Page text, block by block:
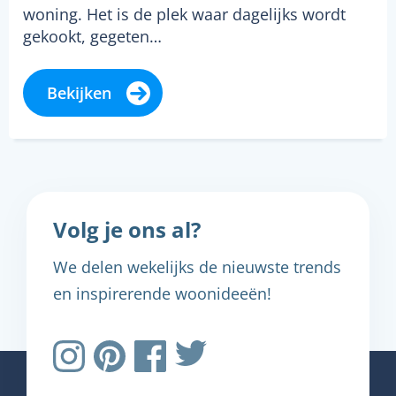
woning. Het is de plek waar dagelijks wordt
gekookt, gegeten…
Bekijken
Volg je ons al?
We delen wekelijks de nieuwste trends
en inspirerende woonideeën!